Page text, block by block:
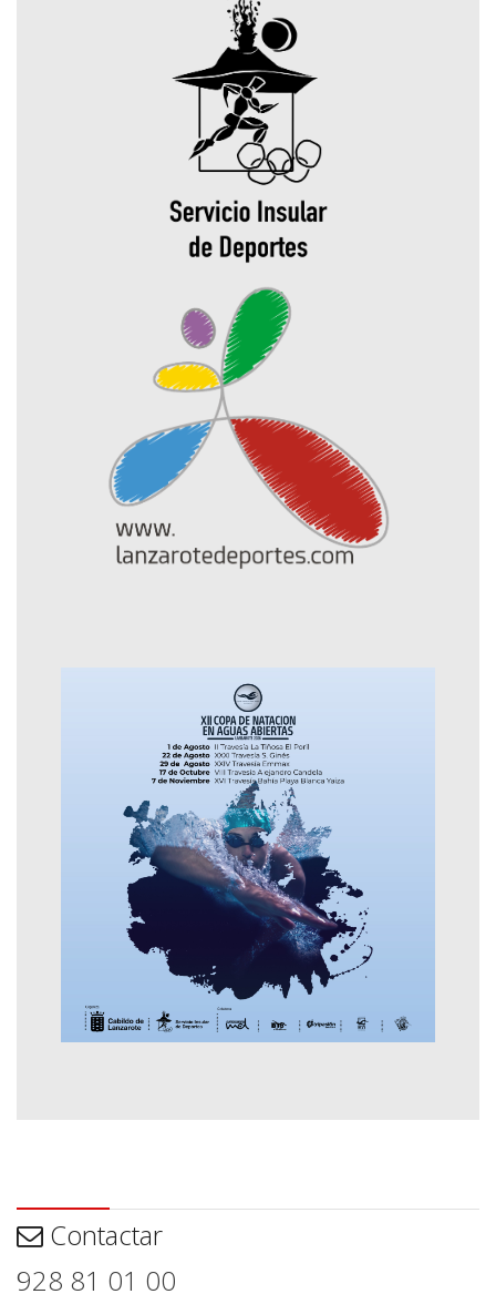
Contactar
928 81 01 00